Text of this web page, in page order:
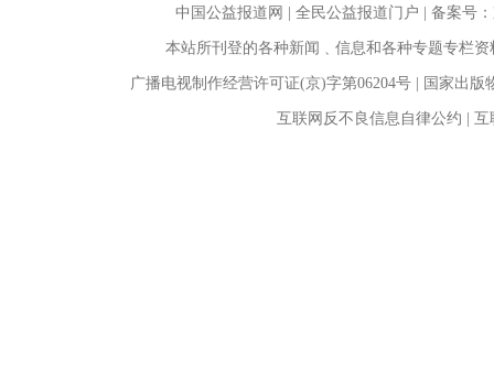
中国公益报道网 | 全民公益报道门户 |备案号
本站所刊登的各种新闻﹑信息和各种专题专栏
广播电视制作经营许可证(京)字第06204号 | 国家出
互联网反不良信息自律公约 |